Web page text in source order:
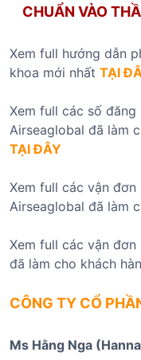
CHUẨN VÀO
Xem full hướng dẫn
khoa mới nhất TẠI
Xem full các số đăng
Airseaglobal đã làm
TẠI ĐÂY
Xem full các vận đơn
Airseaglobal đã làm
Xem full các vận
đã làm cho khách
CÔNG TY CỔ
Ms Hằng Nga